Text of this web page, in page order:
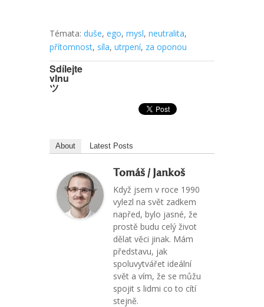
Témata: duše, ego, mysl, neutralita,
přítomnost, síla, utrpení, za oponou
Sdílejte
vlnu
ツ
About Latest Posts
Tomáš / Jankoš
Když jsem v roce 1990
vylezl na svět zadkem
napřed, bylo jasné, že
prostě budu celý život
dělat věci jinak. Mám
představu, jak
spoluvytvářet ideální
svět a vím, že se můžu
spojit s lidmi co to cítí
stejně.